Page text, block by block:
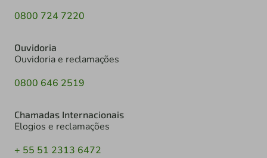
0800 724 7220
Ouvidoria
Ouvidoria e reclamações
0800 646 2519
Chamadas Internacionais
Elogios e reclamações
+ 55 51 2313 6472